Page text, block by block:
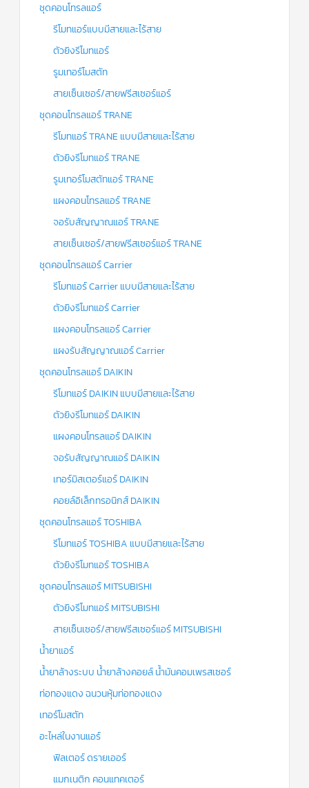
ชุดคอนโทรลแอร์
รีโมทแอร์แบบมีสายและไร้สาย
ตัวยิงรีโมทแอร์
รูมเทอร์โมสตัท
สายเซ็นเซอร์/สายฟรีสเซอร์แอร์
ชุดคอนโทรลแอร์ TRANE
รีโมทแอร์ TRANE แบบมีสายและไร้สาย
ตัวยิงรีโมทแอร์ TRANE
รูมเทอร์โมสตัทแอร์ TRANE
แผงคอนโทรลแอร์ TRANE
จอรับสัญญาณแอร์ TRANE
สายเซ็นเซอร์/สายฟรีสเซอร์แอร์ TRANE
ชุดคอนโทรลแอร์ Carrier
รีโมทแอร์ Carrier แบบมีสายและไร้สาย
ตัวยิงรีโมทแอร์ Carrier
แผงคอนโทรลแอร์ Carrier
แผงรับสัญญาณแอร์ Carrier
ชุดคอนโทรลแอร์ DAIKIN
รีโมทแอร์ DAIKIN แบบมีสายและไร้สาย
ตัวยิงรีโมทแอร์ DAIKIN
แผงคอนโทรลแอร์ DAIKIN
จอรับสัญญาณแอร์ DAIKIN
เทอร์มิสเตอร์แอร์ DAIKIN
คอยล์อิเล็กทรอนิกส์ DAIKIN
ชุดคอนโทรลแอร์ TOSHIBA
รีโมทแอร์ TOSHIBA แบบมีสายและไร้สาย
ตัวยิงรีโมทแอร์ TOSHIBA
ชุดคอนโทรลแอร์ MITSUBISHI
ตัวยิงรีโมทแอร์ MITSUBISHI
สายเซ็นเซอร์/สายฟรีสเซอร์แอร์ MITSUBISHI
น้ำยาแอร์
น้ำยาล้างระบบ น้ำยาล้างคอยล์ น้ำมันคอมเพรสเซอร์
ท่อทองแดง ฉนวนหุ้มท่อทองแดง
เทอร์โมสตัท
อะไหล่ในงานแอร์
ฟิลเตอร์ ดรายเออร์
แมกเนติก คอนแทคเตอร์